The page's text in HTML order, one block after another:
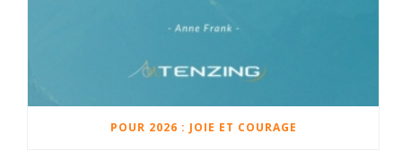
POUR 2026 : JOIE ET COURAGE